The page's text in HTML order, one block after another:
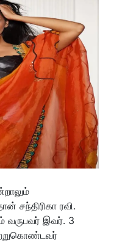
சந்திரிகா ரவி.
வருபவர் இவர். 3